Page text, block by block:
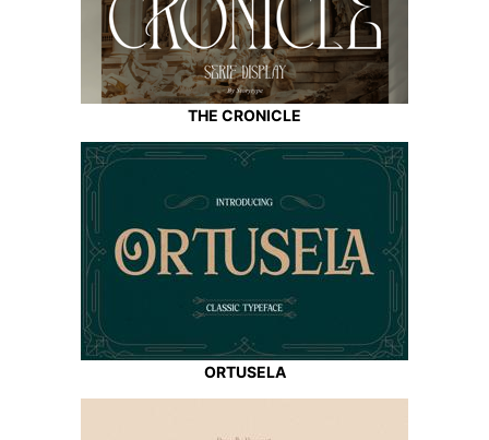
THE CRONICLE
ORTUSELA